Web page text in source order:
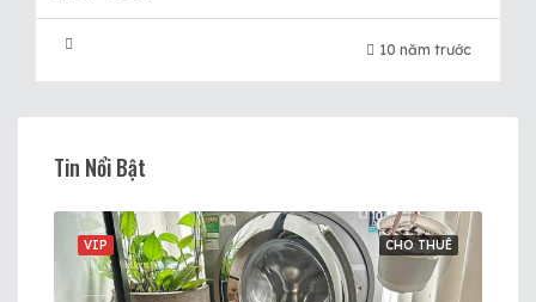
10 năm trước
Tin Nổi Bật
CHO THUÊ
VIP